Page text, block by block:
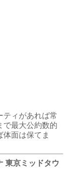
ティがあれば常
で最大公約数的
面は保てま
東京ミッドタウ